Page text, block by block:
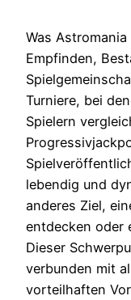
Was
Empfinden,
Turniere, bei
Spielern
lebendig und
anderes Ziel,
entdecken oder
Dieser
verbunden mit
vorteilhaften